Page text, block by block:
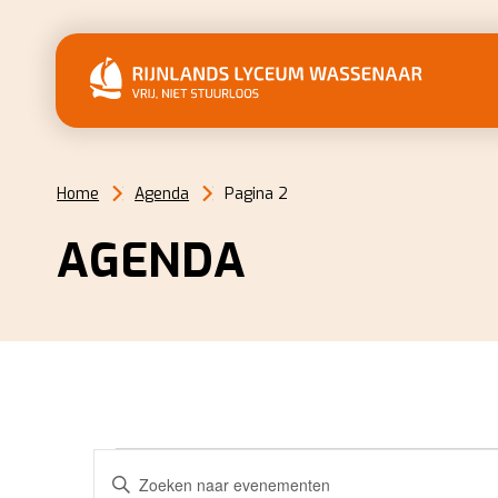
Home Agenda Pagina 2
AGENDA
EVENEMENTEN
EVENEMENTEN
Vul